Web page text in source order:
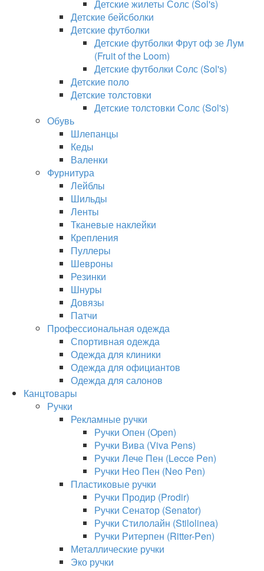
Детские жилеты Солс (Sol's)
Детские бейсболки
Детские футболки
Детские футболки Фрут оф зе Лум
(Fruit of the Loom)
Детские футболки Солс (Sol's)
Детские поло
Детские толстовки
Детские толстовки Солс (Sol's)
Обувь
Шлепанцы
Кеды
Валенки
Фурнитура
Лейблы
Шильды
Ленты
Тканевые наклейки
Крепления
Пуллеры
Шевроны
Резинки
Шнуры
Довязы
Патчи
Профессиональная одежда
Спортивная одежда
Одежда для клиники
Одежда для официантов
Одежда для салонов
Канцтовары
Ручки
Рекламные ручки
Ручки Опен (Open)
Ручки Вива (Viva Pens)
Ручки Лече Пен (Lecce Pen)
Ручки Нео Пен (Neo Pen)
Пластиковые ручки
Ручки Продир (Prodir)
Ручки Сенатор (Senator)
Ручки Стилолайн (Stilolinea)
Ручки Ритерпен (Ritter-Pen)
Металлические ручки
Эко ручки